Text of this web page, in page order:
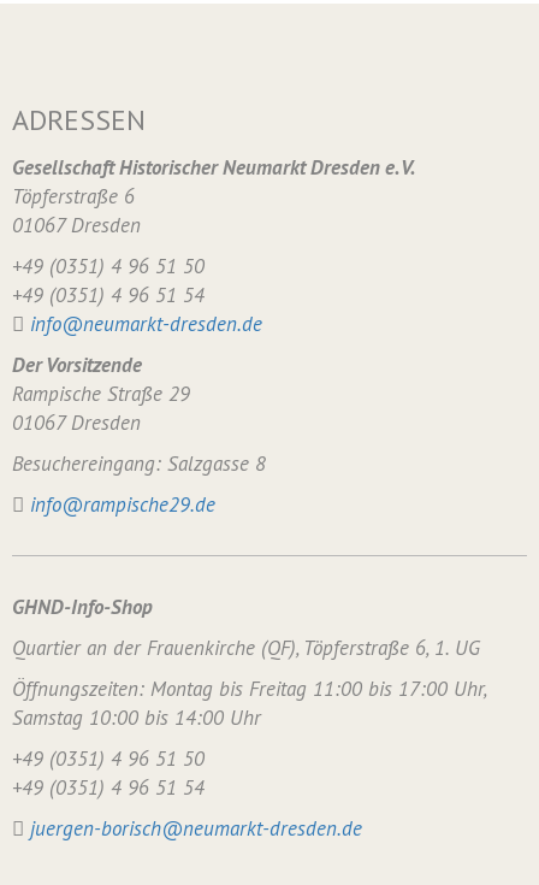
ADRESSEN
Gesellschaft Historischer Neumarkt Dresden e. V.
Töpferstraße 6
01067 Dresden
+49 (0351) 4 96 51 50
+49 (0351) 4 96 51 54
info@neumarkt-dresden.de
Der Vorsitzende
Rampische Straße 29
01067 Dresden
Besuchereingang: Salzgasse 8
info@rampische29.de
GHND-Info-Shop
Quartier an der Frauenkirche (QF), Töpferstraße 6, 1. UG
Öffnungszeiten: Montag bis Freitag 11:00 bis 17:00 Uhr,
Samstag 10:00 bis 14:00 Uhr
+49 (0351) 4 96 51 50
+49 (0351) 4 96 51 54
juergen-borisch@neumarkt-dresden.de